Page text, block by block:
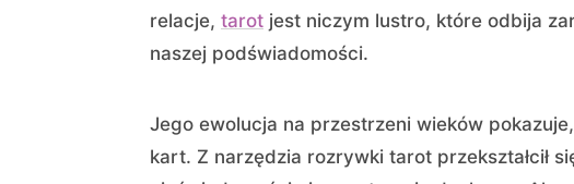
relacje, tarot jest niczym lustro, które odbija
naszej podświadomości.
Jego ewolucja na przestrzeni wieków
kart. Z narzędzia rozrywki tarot przekształcił